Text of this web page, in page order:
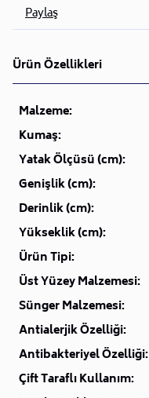
Paylaş
Ürün Özellikleri
Malzeme:
Kumaş:
Yatak Ölçüsü (cm):
Genişlik (cm):
Derinlik (cm):
Yükseklik (cm):
Ürün Tipi:
Üst Yüzey Malzemesi:
Sünger Malzemesi:
Antialerjik Özelliği:
Antibakteriyel Özelliği:
Çift Taraflı Kullanım: